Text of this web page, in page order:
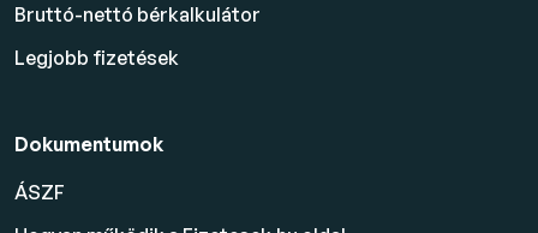
Bruttó-nettó bérkalkulátor
Legjobb fizetések
Dokumentumok
ÁSZF